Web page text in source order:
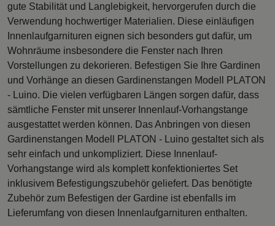
gute Stabilität und Langlebigkeit, hervorgerufen durch die
Verwendung hochwertiger Materialien. Diese einläufigen
Innenlaufgarnituren eignen sich besonders gut dafür, um
Wohnräume insbesondere die Fenster nach Ihren
Vorstellungen zu dekorieren. Befestigen Sie Ihre Gardinen
und Vorhänge an diesen Gardinenstangen Modell PLATON
- Luino. Die vielen verfügbaren Längen sorgen dafür, dass
sämtliche Fenster mit unserer Innenlauf-Vorhangstange
ausgestattet werden können. Das Anbringen von diesen
Gardinenstangen Modell PLATON - Luino gestaltet sich als
sehr einfach und unkompliziert. Diese Innenlauf-
Vorhangstange wird als komplett konfektioniertes Set
inklusivem Befestigungszubehör geliefert. Das benötigte
Zubehör zum Befestigen der Gardine ist ebenfalls im
Lieferumfang von diesen Innenlaufgarnituren enthalten.